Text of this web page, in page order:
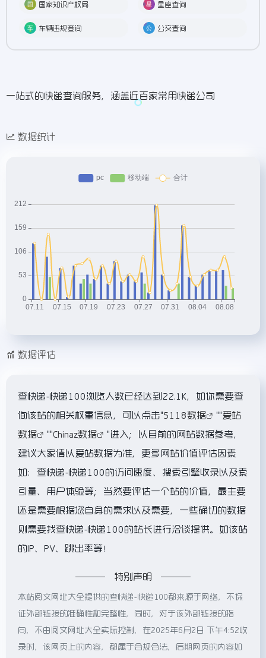
国家知识产权局 星座查询
车辆违规查询 公交查询
一站式的快递查询服务，涵盖近百家常用快递公司
数据统计
数据评估
查快递-快递100浏览人数已经达到22.1K，如你需要查
询该站的相关权重信息，可以点击"5118数据 ""爱站
数据
""Chinaz数据
"进入；以目前的网站数据参考，
建议大家请以爱站数据为准，更多网站价值评估因素
如：查快递-快递100的访问速度、搜索引擎收录以及索
引量、用户体验等；当然要评估一个站的价值，最主要
还是需要根据您自身的需求以及需要，一些确切的数据
则需要找查快递-快递100的站长进行洽谈提供。如该站
的IP、PV、跳出率等！
特别声明
本站阅文网址大全提供的查快递-快递100都来源于网络，不保
证外部链接的准确性和完整性，同时，对于该外部链接的指
向，不由阅文网址大全实际控制，在2025年6月2日 下午4:52收
录时，该网页上的内容，都属于合规合法，后期网页的内容如